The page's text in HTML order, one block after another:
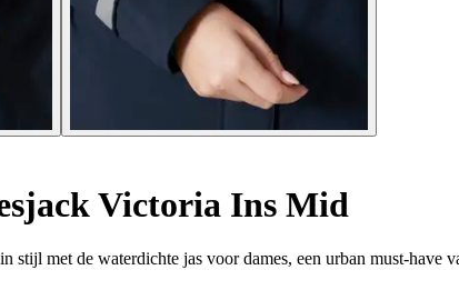
Victoria Ins Mid
met de waterdichte jas voor dames, een urban must-have